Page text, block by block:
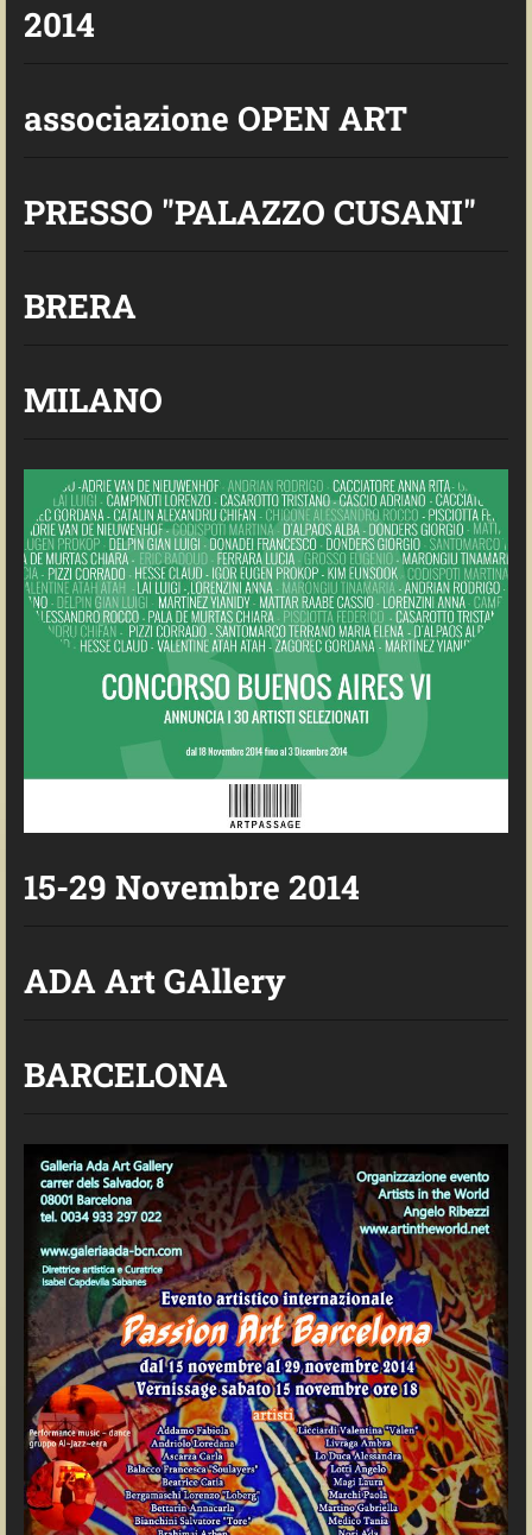
2014
associazione OPEN ART
PRESSO "PALAZZO CUSANI"
BRERA
MILANO
15-29 Novembre 2014
ADA Art GAllery
BARCELONA